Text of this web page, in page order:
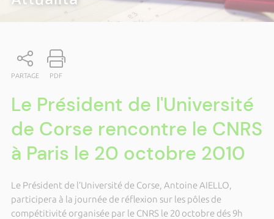
PARTAGE PDF
Le Président de l'Université
de Corse rencontre le CNRS
à Paris le 20 octobre 2010
Le Président de l’Université de Corse, Antoine AIELLO,
participera à la journée de réflexion sur les pôles de
compétitivité organisée par le CNRS le 20 octobre dés 9h